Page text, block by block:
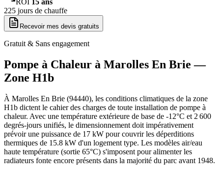
225 jours de chauffe
Recevoir mes devis gratuits
Gratuit & Sans engagement
Pompe à Chaleur à Marolles En Brie —
Zone H1b
À Marolles En Brie (94440), les conditions climatiques de la zone
H1b dictent le cahier des charges de toute installation de pompe à
chaleur. Avec une température extérieure de base de -12°C et 2 600
degrés-jours unifiés, le dimensionnement doit impérativement
prévoir une puissance de 17 kW pour couvrir les déperditions
thermiques de 15.8 kW d'un logement type. Les modèles air/eau
haute température (sortie 65°C) s'imposent pour alimenter les
radiateurs fonte encore présents dans la majorité du parc avant 1948.